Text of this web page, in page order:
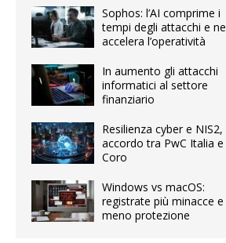
Sophos: l’AI comprime i
tempi degli attacchi e ne
accelera l’operatività
In aumento gli attacchi
informatici al settore
finanziario
Resilienza cyber e NIS2,
accordo tra PwC Italia e
Coro
Windows vs macOS:
registrate più minacce e
meno protezione